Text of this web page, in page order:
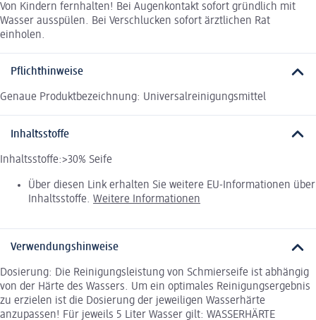
Von Kindern fernhalten! Bei Augenkontakt sofort gründlich mit
Wasser ausspülen. Bei Verschlucken sofort ärztlichen Rat
einholen.
Pflichthinweise
Genaue Produktbezeichnung: Universalreinigungsmittel
Inhaltsstoffe
Inhaltsstoffe:>30% Seife
Über diesen Link erhalten Sie weitere EU-Informationen über
Inhaltsstoffe. Weitere Informationen
Verwendungshinweise
Dosierung: Die Reinigungsleistung von Schmierseife ist abhängig
von der Härte des Wassers. Um ein optimales Reinigungsergebnis
zu erzielen ist die Dosierung der jeweiligen Wasserhärte
anzupassen! Für jeweils 5 Liter Wasser gilt: WASSERHÄRTE